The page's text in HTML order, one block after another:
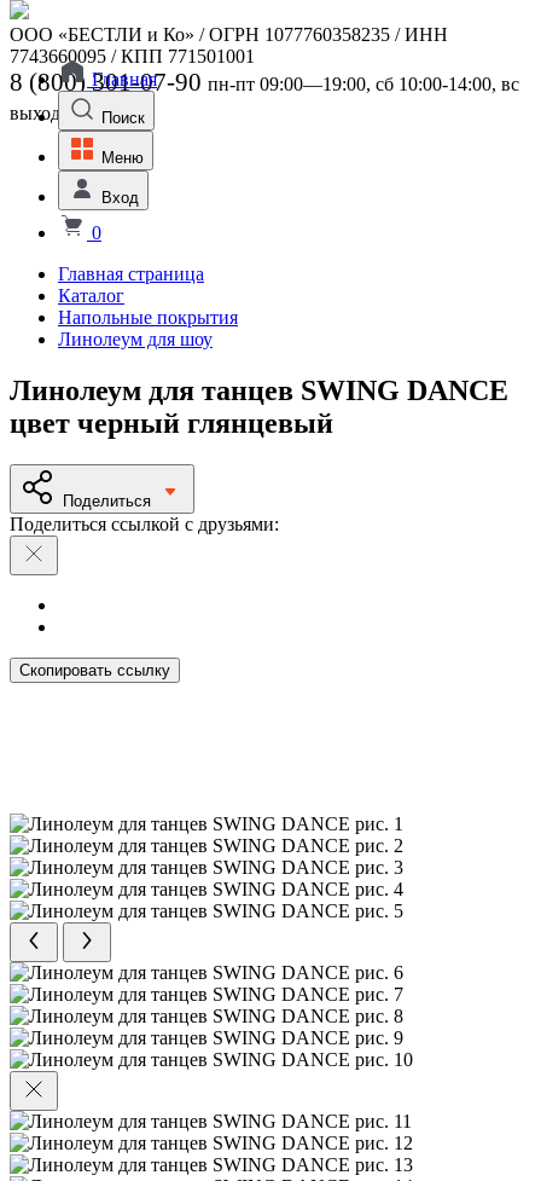
ООО «БЕСТЛИ и Ко» / ОГРН 1077760358235 / ИНН
7743660095 / КПП 771501001
8 (800) 301-07-90 пн-пт 09:00—19:00, сб 10:00-14:00, вс
выходной
Главная
Поиск
Меню
Вход
0
Главная страница
Каталог
Напольные покрытия
Линолеум для шоу
Линолеум для танцев SWING DANCE
цвет черный глянцевый
Поделиться
Поделиться ссылкой с друзьями:
Скопировать ссылку